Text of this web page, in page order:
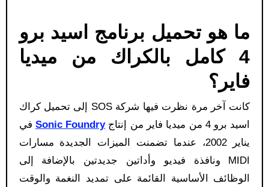
ما هو تحميل برنامج اسيد برو
4 كامل بالكراك من ميديا
فاير؟
كانت آخر مرة نظرت فيها شركة SOS إلى تحميل كراك
اسيد برو 4 من ميديا فاير من إنتاج
Sonic Foundry في
يناير 2002، عندما تضمنت الميزات الجديدة مسارات
MIDI ونافذة فيديو وأداتين جديدتين بالإضافة إلى
الوظائف الأساسية القائمة على تمديد النغمة والوقت